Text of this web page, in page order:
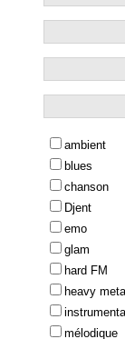
ambient
blues
chanson
Djent
emo
glam
hard FM
heavy
mélodique